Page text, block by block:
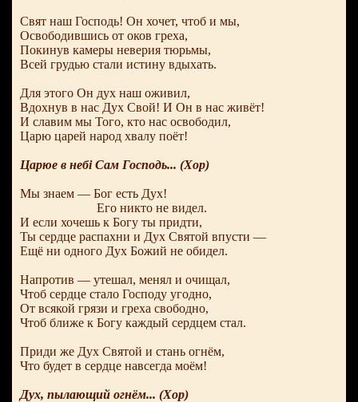
Свят наш Господь! Он хочет, чтоб и мы,
Освободившись от оков греха,
Покинув камеры неверия тюрьмы,
Всей грудью стали истину вдыхать.
Для этого Он дух наш оживил,
Вдохнув в нас Дух Свой! И Он в нас живёт!
И славим мы Того, кто нас освободил,
Царю царей народ хвалу поёт!
Царюе в небi Сам Господь... (Хор)
Мы знаем — Бог есть Дух!
Его никто не видел.
И если хочешь к Богу ты придти,
Ты сердце распахни и Дух Святой впусти —
Ещё ни одного Дух Божий не обидел.
Напротив — утешал, менял и очищал,
Чтоб сердце стало Господу угодно,
От всякой грязи и греха свободно,
Чтоб ближе к Богу каждый сердцем стал.
Приди же Дух Святой и стань огнём,
Что будет в сердце навсегда моём!
Дух, пылающий огнём... (Хор)